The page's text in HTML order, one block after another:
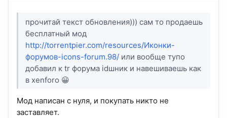
прочитай текст обновления))) сам то продаешь
бесплатный мод
http://torrentpier.com/resources/Иконки-
форумов-icons-forum.98/ или вообще тупо
добавил к tr форума idшник и навешиваешь как
в xenforo 😀
Мод написан с нуля, и покупать никто не
заставляет.